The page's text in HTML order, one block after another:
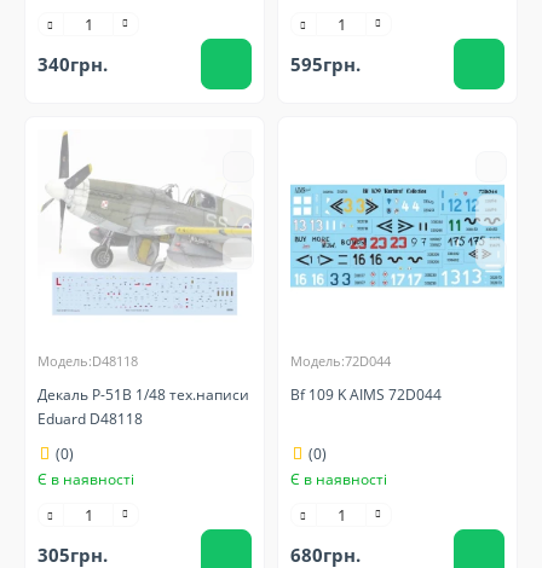
340грн. 595грн.
Модель:D48118
Декаль P-51B 1/48 тех.написи
Eduard D48118
(0)
Є в наявності
305грн.
Модель:72D044
Bf 109 K AIMS 72D044
(0)
Є в наявності
680грн.